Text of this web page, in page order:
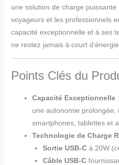
une solution de charge
voyageurs et les professionnels
capacité exceptionnelle et à ses
ne restez jamais à court d’énergie.
Points Clés du
Capacité Exceptionnelle:
une autonomie
smartphones, tablettes et
Technologie de Charge
Sortie USB-Cà 20W
Câble USB-C